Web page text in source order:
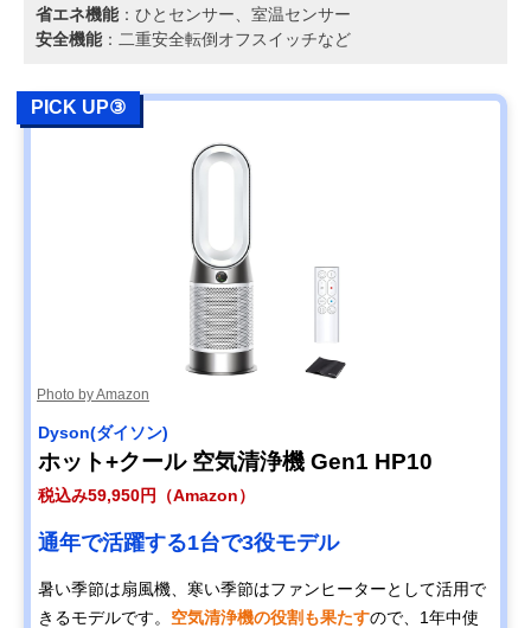
省エネ機能：ひとセンサー、室温センサー
安全機能：二重安全転倒オフスイッチなど
PICK UP③
Photo by Amazon
Dyson(ダイソン)
ホット+クール 空気清浄機 Gen1 HP10
税込み59,950円（Amazon）
通年で活躍する1台で3役モデル
暑い季節は扇風機、寒い季節はファンヒーターとして活用で
きるモデルです。 空気清浄機の役割も果たすので、1年中使